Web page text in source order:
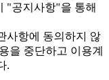
"공지사항"을 통해
사항에 동의하지 않
을 중단하고 이용계
.